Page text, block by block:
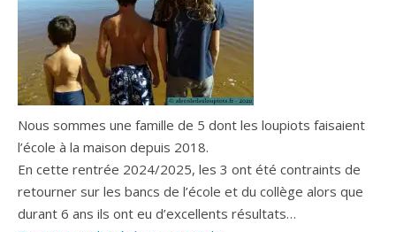
Nous sommes une famille de 5 dont les loupiots faisaient
l’école à la maison depuis 2018.
En cette rentrée 2024/2025, les 3 ont été contraints de
retourner sur les bancs de l’école et du collège alors que
durant 6 ans ils ont eu d’excellents résultats…